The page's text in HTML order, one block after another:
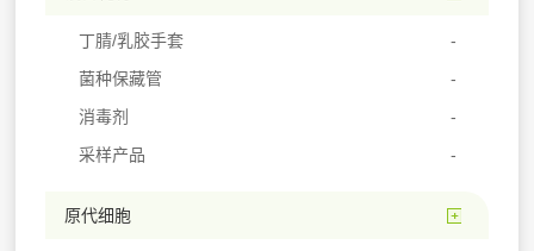
丁腈/乳胶手套
菌种保藏管
消毒剂
采样产品
原代细胞